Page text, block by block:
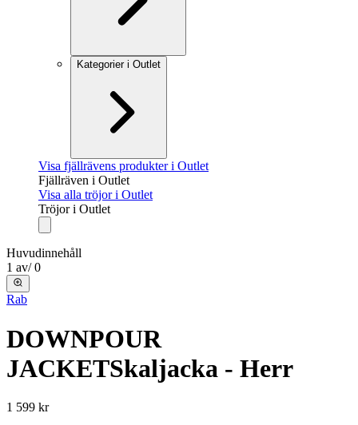
Kategorier i Outlet
Visa fjällrävens produkter i Outlet
Fjällräven i Outlet
Visa alla tröjor i Outlet
Tröjor i Outlet
Huvudinnehåll
1 av/ 0
Rab
DOWNPOUR
JACKETSkaljacka - Herr
1 599 kr